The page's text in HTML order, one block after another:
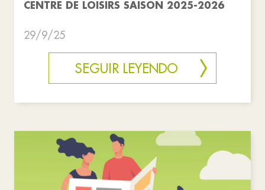
CENTRE DE LOISIRS SAISON 2025-2026
29/9/25
SEGUIR LEYENDO